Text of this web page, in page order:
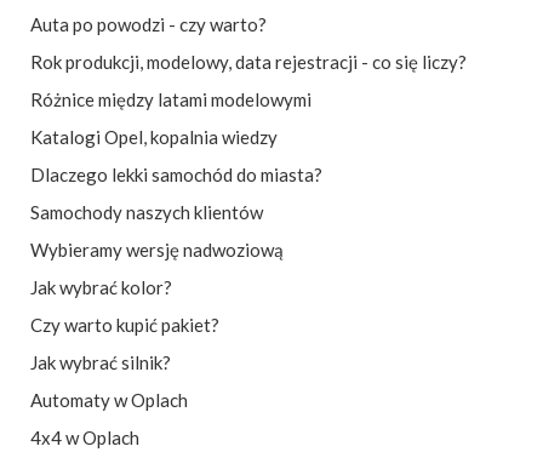
Auta po powodzi - czy warto?
Rok produkcji, modelowy, data rejestracji - co się liczy?
Różnice między latami modelowymi
Katalogi Opel, kopalnia wiedzy
Dlaczego lekki samochód do miasta?
Samochody naszych klientów
Wybieramy wersję nadwoziową
Jak wybrać kolor?
Czy warto kupić pakiet?
Jak wybrać silnik?
Automaty w Oplach
4x4 w Oplach